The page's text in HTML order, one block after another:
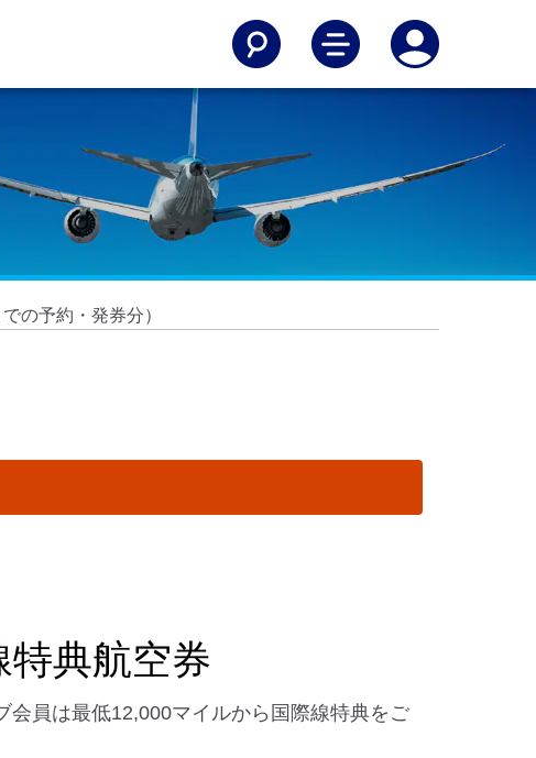
の予約・発券分）
典航空券
会員は最低12,000マイルから国際線特典をご